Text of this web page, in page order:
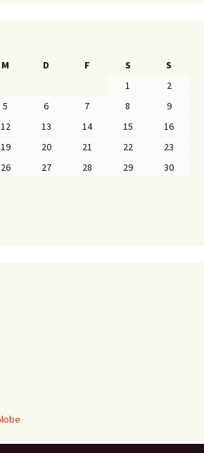
M D F S
S
1
2
5 6 7 8
9
12 13 14 15
16
19 20 21 22
23
26 27 28 29
30